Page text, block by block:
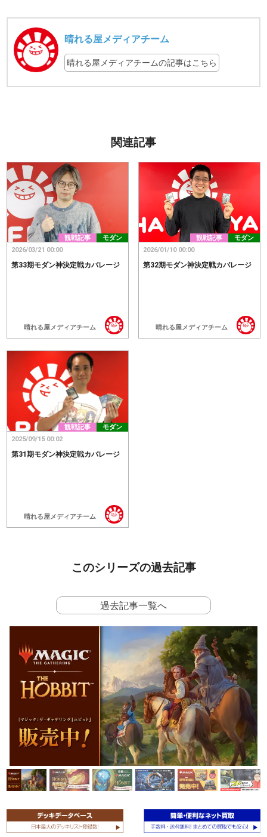
晴れる屋メディアチーム
晴れる屋メディアチームの記事はこちら
関連記事
観戦記事 モダン
晴れる屋メディアチーム
第33期モダン神決定戦カバレージ
2026/03/21 00:00
観戦記事 モダン
晴れる屋メディアチーム
第32期モダン神決定戦カバレージ
2026/01/10 00:00
観戦記事 モダン
晴れる屋メディアチーム
第31期モダン神決定戦カバレージ
2025/09/15 00:02
このシリーズの過去記事
過去記事一覧へ